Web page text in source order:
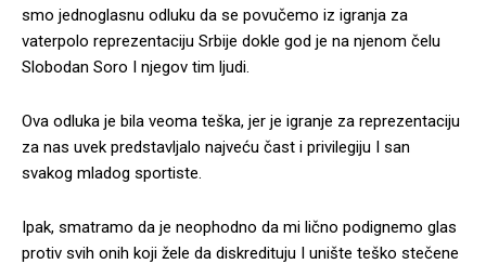
smo jednoglasnu odluku da se povučemo iz igranja za
vaterpolo reprezentaciju Srbije dokle god je na njenom čelu
Slobodan Soro I njegov tim ljudi.
Ova odluka je bila veoma teška, jer je igranje za reprezentaciju
za nas uvek predstavljalo najveću čast i privilegiju I san
svakog mladog sportiste.
Ipak, smatramo da je neophodno da mi lično podignemo glas
protiv svih onih koji žele da diskredituju I unište teško stečene